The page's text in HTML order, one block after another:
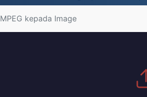
MPEG kepada Image